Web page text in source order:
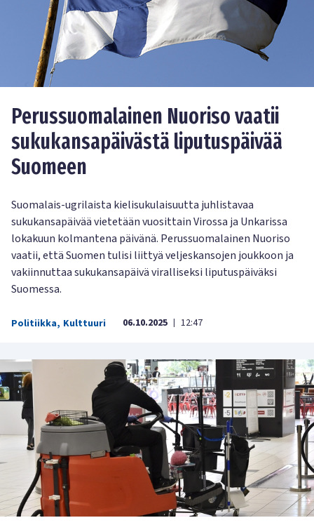
Perussuomalainen Nuoriso vaatii
sukukansapäivästä liputuspäivää
Suomeen
Suomalais-ugrilaista kielisukulaisuutta juhlistavaa
sukukansapäivää vietetään vuosittain Virossa ja Unkarissa
lokakuun kolmantena päivänä. Perussuomalainen Nuoriso
vaatii, että Suomen tulisi liittyä veljeskansojen joukkoon ja
vakiinnuttaa sukukansapäivä viralliseksi liputuspäiväksi
Suomessa.
Politiikka, Kulttuuri 06.10.2025 | 12:47